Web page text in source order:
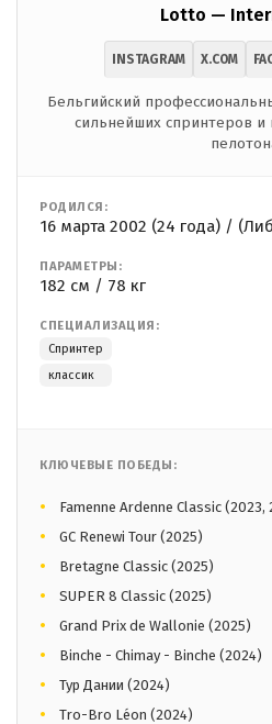
Lotto —
INSTAGRAM X.COM
Бельгийский
сильнейших спринтеров и
РОДИЛСЯ:
16 марта 2002 (24 года) /
ПАРАМЕТРЫ:
182 см / 78 кг
СПЕЦИАЛИЗАЦИЯ:
Спринтер
классик
КЛЮЧЕВЫЕ ПОБЕДЫ:
Famenne Ardenne Classic (2023,
GC Renewi Tour (2025)
Bretagne Classic (2025)
SUPER 8 Classic (2025)
Grand Prix de Wallonie (2025)
Binche - Chimay - Binche (2024)
Тур Дании (2024)
Tro-Bro Léon (2024)